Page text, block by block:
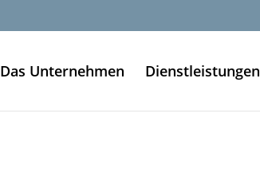
Das Unternehmen Dienstleistungen